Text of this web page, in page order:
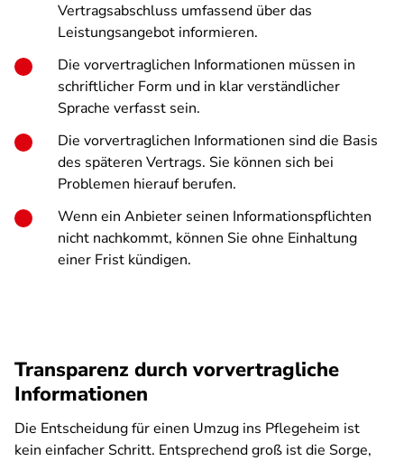
Vertragsabschluss umfassend über das
Leistungsangebot informieren.
Die vorvertraglichen Informationen müssen in
schriftlicher Form und in klar verständlicher
Sprache verfasst sein.
Die vorvertraglichen Informationen sind die Basis
des späteren Vertrags. Sie können sich bei
Problemen hierauf berufen.
Wenn ein Anbieter seinen Informationspflichten
nicht nachkommt, können Sie ohne Einhaltung
einer Frist kündigen.
Transparenz durch vorvertragliche
Informationen
Die Entscheidung für einen Umzug ins Pflegeheim ist
kein einfacher Schritt. Entsprechend groß ist die Sorge,